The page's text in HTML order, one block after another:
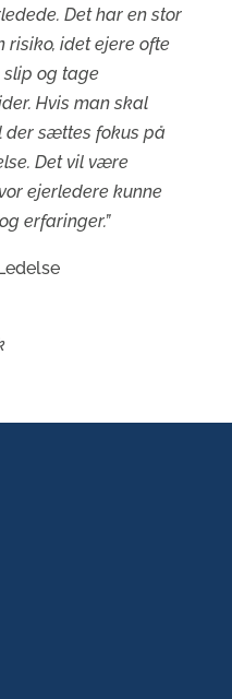
Det har en stor
risiko, idet ejere ofte
og tage
Hvis man skal
der sættes fokus på
Det vil være
ejerledere kunne
erfaringer.”